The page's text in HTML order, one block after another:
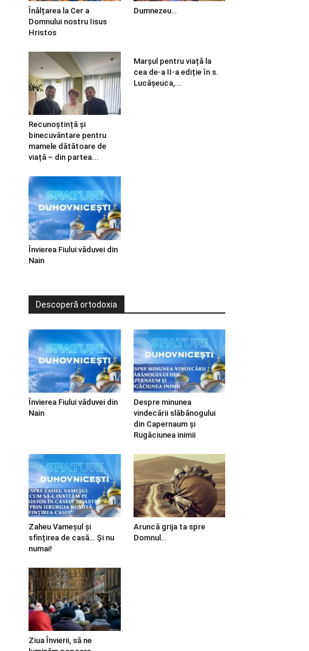
Înălțarea la Cer a
Domnului nostru Iisus
Hristos
Dumnezeu…
Recunoștință și
binecuvântare pentru
mamele dătătoare de
viață – din partea...
Marșul pentru viață la
cea de-a II-a ediție în s.
Lucășeuca,...
Învierea Fiului văduvei din
Nain
Descoperă ortodoxia
Învierea Fiului văduvei din
Nain
Despre minunea
vindecării slăbănogului
din Capernaum și
Rugăciunea inimii
Zaheu Vameșul și
sfințirea de casă… Și nu
numai!
Aruncă grija ta spre
Domnul…
Ziua Învierii, să ne